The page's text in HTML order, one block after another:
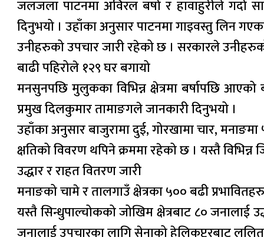
जलजला पाटनमा अविरल बर्षा र हावाहुरीले गर्दा
दिनुभयो । उहाँका अनुसार पाटनमा गाइवस्तु लिन
उनीहरुको उपचार जारी रहेको छ । सरकारले
बाढी पहिरोले १२९ घर बगायो
मनसुनपछि मुलुकका विभिन्न क्षेत्रमा बर्षापछि आएको
प्रमुख दिलकुमार तामाङगले जानकारी दिनुभयो ।
उहाँका अनुसार बाजुरामा दुई, गोरखामा चार,
क्षतिको विवरण थपिने क्रममा रहेको छ । यस्तै
उद्धार र राहत वितरण जारी
मनाङको चामे र तालगाउँ क्षेत्रका ५०० बढी
यस्तै सिन्धुपाल्चोकको जोखिम क्षेत्रबाट ८० जनालाई